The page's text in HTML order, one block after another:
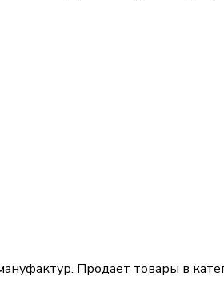
Продает товары в